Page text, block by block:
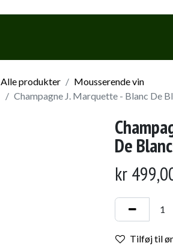
Alle produkter
Mousserende vin
Champagne J. Marquette - Blanc De
De
kr
Tilføj til